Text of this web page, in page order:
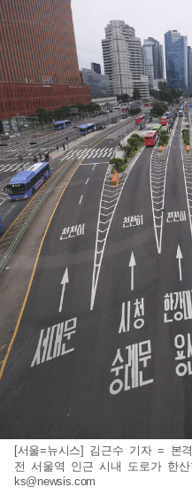
[서울=뉴시스] 김근수 기자 = 본
전 서울역 인근 시내 도로가 한
ks@newsis.com